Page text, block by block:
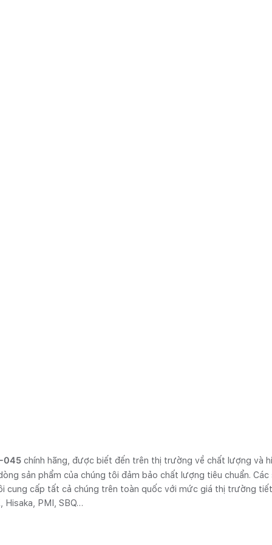
045chính hãng, được biết đến trên thị trường về chất lượng và
sản phẩm của chúng tôi đảm bảo chất lượng tiêu chuẩn.
cung cấp tất cả chúng trên toàn quốc với mức giá thị trường
Hisaka, PMI, SBQ…